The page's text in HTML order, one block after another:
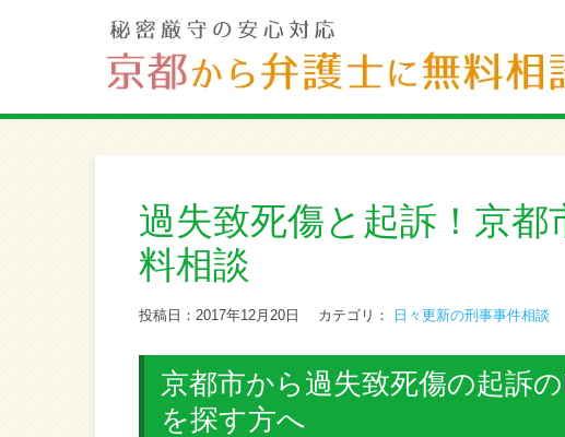
過失致死傷と起訴！京
料相談
投稿日：2017年12月20日 カテゴリ： 日々更新の刑事事件相談
京都市から過失致死傷の起訴
を探す方へ